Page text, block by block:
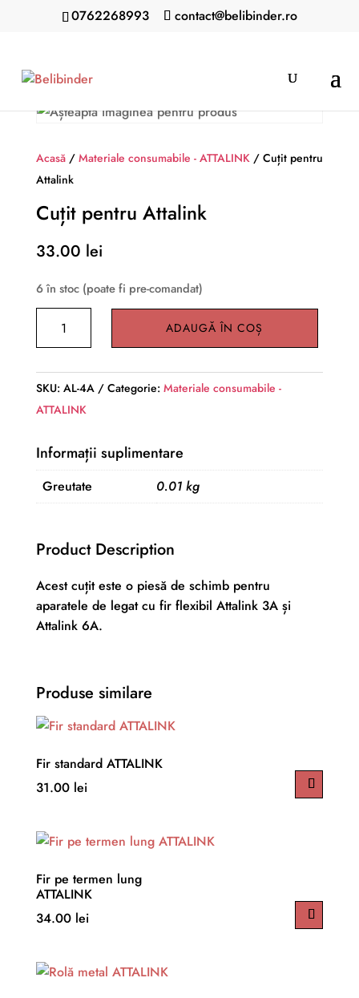
0762268993 contact@belibinder.ro
Acasă/ Materiale consumabile - ATTALINK/ Cuțit pentru
Attalink
Cuțit pentru Attalink
33.00 lei
6 în stoc (poate fi pre-comandat)
Attalink
ADAUGĂ ÎN COȘ
SKU: AL-4A Categorie: Materiale consumabile -
ATTALINK
Informații suplimentare
Greutate 0.01 kg
Product Description
Acest cuțit este o piesă de schimb pentru
aparatele de legat cu fir flexibil Attalink 3A și
Attalink 6A.
Produse similare
Fir standard ATTALINK
31.00 lei
Fir pe termen lung
ATTALINK
34.00 lei